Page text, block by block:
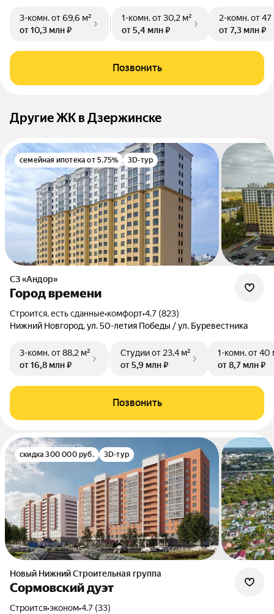
3-комн.от 69,6 м²
от 10,3 млн ₽
1-комн.от 30,2 м²
от 5,4 млн ₽
2-комн.от 47
от 7,3 млн ₽
Позвонить
Другие ЖК в Дзержинске
семейная ипотека от 5.75% 3D-тур
СЗ «Андор»
Город времени
Строится, есть сданные•комфорт•4.7 (823)
Нижний Новгород, ул. 50-летия Победы / ул. Буревестника
3-комн.от 88,2 м²
от 16,8 млн ₽
Студииот 23,4 м²
от 5,9 млн ₽
1-комн.от 40
от 8,7 млн ₽
Позвонить
скидка 300 000 руб. 3D-тур
Новый Нижний Строительная группа
Сормовский дуэт
Строится•эконом•4.7 (33)